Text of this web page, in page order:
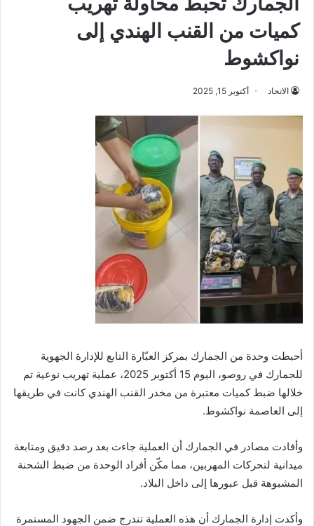
كميات من القنب الهندي إلى
نواكشوط
الاتحاد أكتوبر 15, 2025
أحبطت وحدة من الجمارك بمركز العبّارة التابع للإدارة الجهوية
للجمارك في روصو، اليوم 15 أكتوبر 2025، عملية تهريب نوعية تم
خلالها ضبط كميات معتبرة من مخدر القنب الهندي كانت في طريقها
إلى العاصمة نواكشوط.
وأفادت مصادر في الجمارك أن العملية جاءت بعد رصد دقيق ومتابعة
ميدانية لتحركات المهربين، مما مكّن أفراد الوحدة من ضبط الشحنة
المشبوهة قبل عبورها إلى داخل البلاد.
وأكدت إدارة الجمارك أن هذه العملية تندرج ضمن الجهود المستمرة